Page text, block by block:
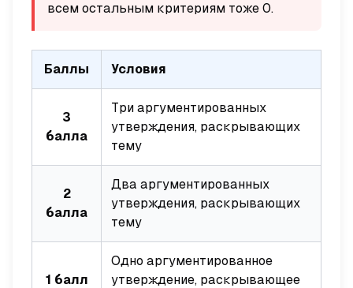
всем остальным критериям тоже 0.
Баллы Условия
3
балла
Три аргументированных
утверждения, раскрывающих
тему
2
балла
Два аргументированных
утверждения, раскрывающих
тему
1 балл
Одно аргументированное
утверждение, раскрывающее